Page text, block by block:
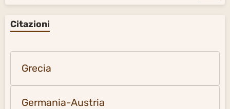
Citazioni
Grecia
Germania-Austria